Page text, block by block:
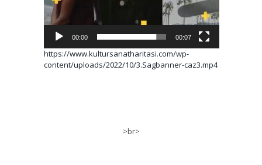
00:00 00:07
https://www.kultursanatharitasi.com/wp-
content/uploads/2022/10/3.Sagbanner-caz3.mp4
>br>